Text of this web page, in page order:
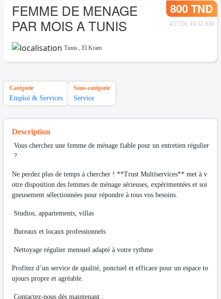
FEMME DE MENAGE
PAR MOIS A TUNIS
800 TND
4/27/26, 10:32 AM
Tunis , El Kram
Catégorie
Emploi & Services
Sous-catégorie
Service
Description
Vous cherchez une femme de ménage fiable pour un entretien régulier
?
Ne perdez plus de temps à chercher ! **Trust Multiservices** met à v
otre disposition des femmes de ménage sérieuses, expérimentées et soi
gneusement sélectionnées pour répondre à tous vos besoins.
Studios, appartements, villas
Bureaux et locaux professionnels
Nettoyage régulier mensuel adapté à votre rythme
Profitez d’un service de qualité, ponctuel et efficace pour un espace to
ujours propre et agréable.
Contactez-nous dès maintenant :